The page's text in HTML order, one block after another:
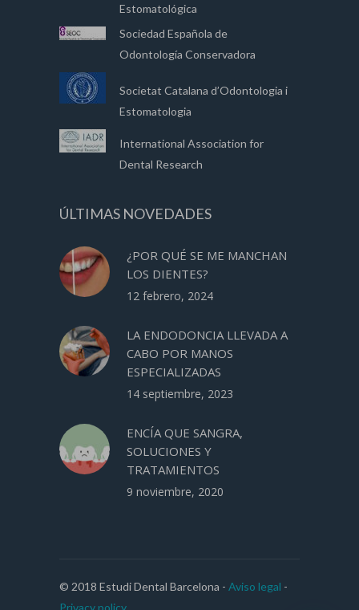
Estomatológica
Sociedad Española de
Odontología Conservadora
Societat Catalana d’Odontologia i
Estomatologia
International Association for
Dental Research
ÚLTIMAS NOVEDADES
¿POR QUÉ SE ME MANCHAN
LOS DIENTES?
12 febrero, 2024
LA ENDODONCIA LLEVADA A
CABO POR MANOS
ESPECIALIZADAS
14 septiembre, 2023
ENCÍA QUE SANGRA,
SOLUCIONES Y
TRATAMIENTOS
9 noviembre, 2020
© 2018 Estudi Dental Barcelona - Aviso legal -
Privacy policy